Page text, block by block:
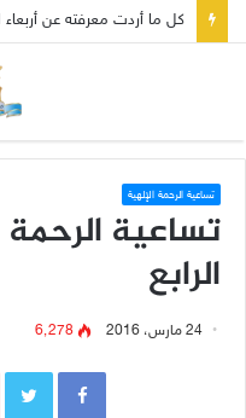
صلاة إلى مريم سلطانة
تساعية الرحمة الإلهية
تساعية الرحمة
الرابع
24 مارس، 2016 6٬278